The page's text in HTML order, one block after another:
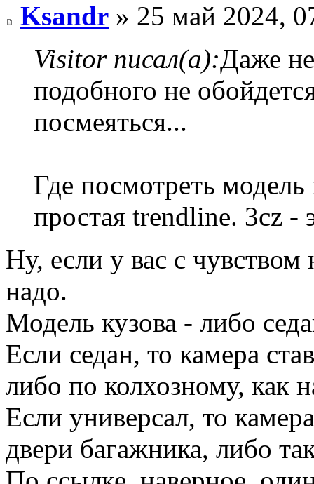
Ksandr » 25 май 2024,
Visitor писал(а):Даже
подобного не
посмеяться...
Где посмотреть
простая trendline. 3cz -
Ну, если у вас с
надо.
Модель кузова - либо
Если седан, то камера
либо по колхозному, как
Если универсал, то
двери багажника, либо